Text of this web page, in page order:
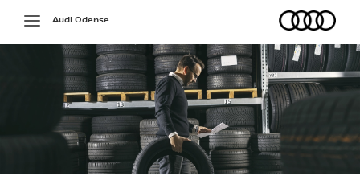
Toggle
navigation
Audi
Audi Odense